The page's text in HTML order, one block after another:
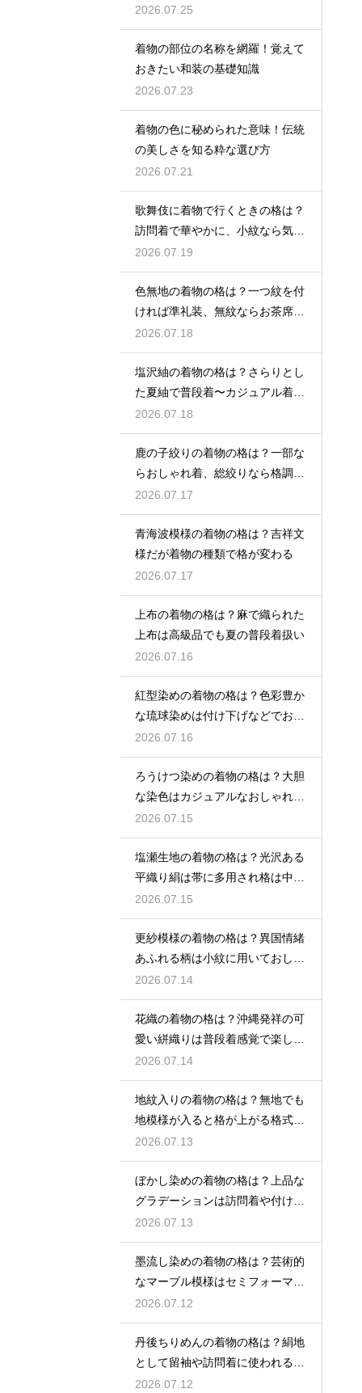
格は控えめ
2026.07.25
着物の部位の名称を網羅！覚えて
おきたい和装の基礎知識
2026.07.23
着物の色に秘められた意味！伝統
の美しさを知る粋な選び方
2026.07.21
歌舞伎に着物で行くときの格は？
訪問着で華やかに、小紋なら気軽
な観劇に
2026.07.19
色無地の着物の格は？一つ紋を付
ければ準礼装、無紋ならお茶席向
きの格
2026.07.18
塩沢紬の着物の格は？さらりとし
た夏紬で普段着〜カジュアル着物
として活躍
2026.07.18
鹿の子絞りの着物の格は？一部な
らおしゃれ着、総絞りなら格調高
い晴れ着に
2026.07.17
青海波模様の着物の格は？吉祥文
様だが着物の種類で格が変わる
2026.07.17
上布の着物の格は？麻で織られた
上布は高級品でも夏の普段着扱い
2026.07.16
紅型染めの着物の格は？色彩豊か
な琉球染めは付け下げなどでおし
ゃれ着向き
2026.07.16
ろうけつ染めの着物の格は？大胆
な染色はカジュアルなおしゃれ着
に最適
2026.07.15
塩瀬生地の着物の格は？光沢ある
平織り絹は帯に多用され格は中位
程度
2026.07.15
更紗模様の着物の格は？異国情緒
あふれる柄は小紋に用いておしゃ
れ着向き
2026.07.14
花織の着物の格は？沖縄発祥の可
愛い絣織りは普段着感覚で楽しめ
る
2026.07.14
地紋入りの着物の格は？無地でも
地模様が入ると格が上がる格式を
解説
2026.07.13
ぼかし染めの着物の格は？上品な
グラデーションは訪問着や付け下
げで格調アップ
2026.07.13
墨流し染めの着物の格は？芸術的
なマーブル模様はセミフォーマル
な装いにも映える
2026.07.12
丹後ちりめんの着物の格は？絹地
として留袖や訪問着に使われる高
級素材
2026.07.12